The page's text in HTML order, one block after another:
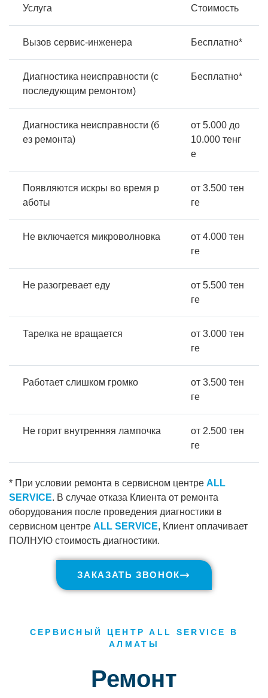
Услуга Стоимость
Вызов сервис-инженера Бесплатно*
Диагностика неисправности (с
последующим ремонтом)
Бесплатно*
Диагностика неисправности (б
ез ремонта)
от 5.000 до
10.000 тенг
е
Появляются искры во время р
аботы
от 3.500 тен
ге
Не включается микроволновка
от 4.000 тен
ге
Не разогревает еду
от 5.500 тен
ге
Тарелка не вращается
от 3.000 тен
ге
Работает слишком громко
от 3.500 тен
ге
Не горит внутренняя лампочка
от 2.500 тен
ге
* При условии ремонта в сервисном центре ALL
SERVICE. В случае отказа Клиента от ремонта
оборудования после проведения диагностики в
сервисном центре ALL SERVICE, Клиент оплачивает
ПОЛНУЮ стоимость диагностики.
ЗАКАЗАТЬ ЗВОНОК
СЕРВИСНЫЙ ЦЕНТР ALL SERVICE В
АЛМАТЫ
Ремонт